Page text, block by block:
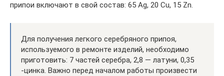
припои включают в свой состав: 65 Ag, 20 Cu, 15 Zn.
Для получения легкого серебряного припоя,
используемого в ремонте изделий, необходимо
приготовить: 7 частей серебра, 2,8 — латуни, 0,35
-цинка. Важно перед началом работы произвести